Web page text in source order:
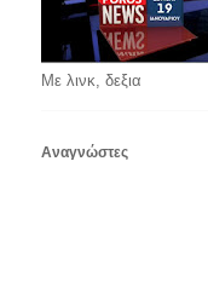
Με λινκ, δεξια
Αναγνώστες